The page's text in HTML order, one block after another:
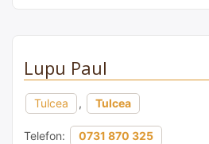
Lupu Paul
Tulcea , Tulcea
Telefon: 0731 870 325